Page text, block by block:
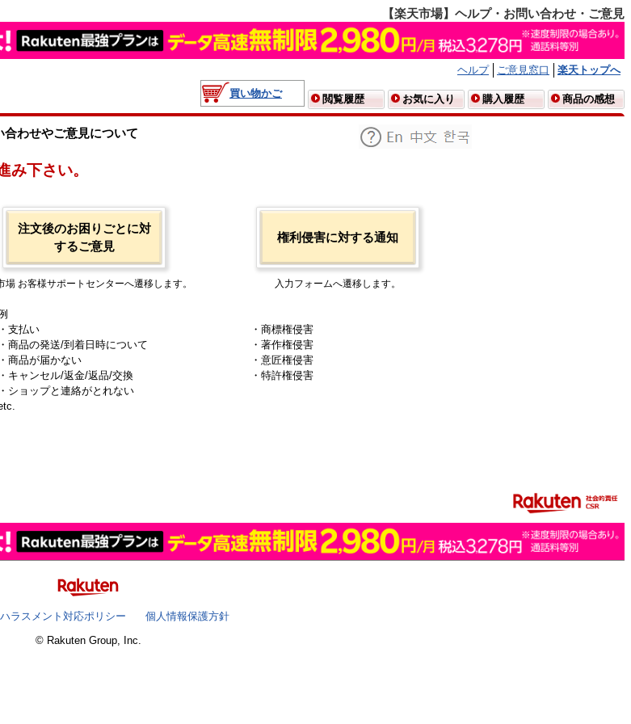
【楽天市場】ヘルプ・お問い合わせ・ご意見
ヘルプ ご意見窓口
楽天トップへ
買い物かご
閲覧履歴 お気に入り 購入履歴 商品の感想
合わせやご意見について
み下さい。
注文後のお困りごとに対
するご意見
場 お客様サポートセンターへ遷移します。
・支払い
・商品の発送/到着日時について
・商品が届かない
・キャンセル/返金/返品/交換
・ショップと連絡がとれない
権利侵害に対する通知
入力フォームへ遷移します。
・商標権侵害
・著作権侵害
・意匠権侵害
・特許権侵害
ラスメント対応ポリシー
個人情報保護方針
© Rakuten Group, Inc.